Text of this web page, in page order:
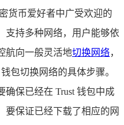
货币爱好者中广受欢迎的
支持多种网络，用户能够依
航向一般灵活地切换网络，
包切换网络的具体步骤。
保已经在 Trust 钱包中成
要保证已经下载了相应的网